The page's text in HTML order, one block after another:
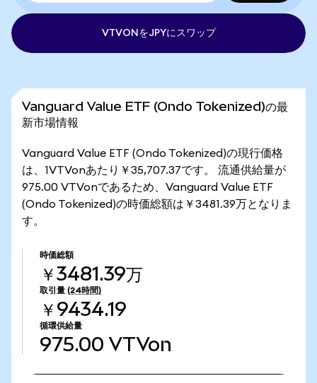
VTVONをJPYにスワップ
Vanguard Value ETF (Ondo Tokenized)の最
新市場情報
Vanguard Value ETF (Ondo Tokenized)の現行価格
は、1VTVonあたり￥35,707.37です。 流通供給量が
975.00 VTVonであるため、Vanguard Value ETF
(Ondo Tokenized)の時価総額は￥3481.39万となりま
す。
時価総額
￥3481.39万
取引量 (24時間)
￥9434.19
循環供給量
975.00 VTVon